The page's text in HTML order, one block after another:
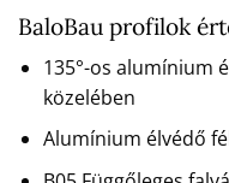
BaloBau profilok
135°-os alumínium
közelében
Alumínium élvédő